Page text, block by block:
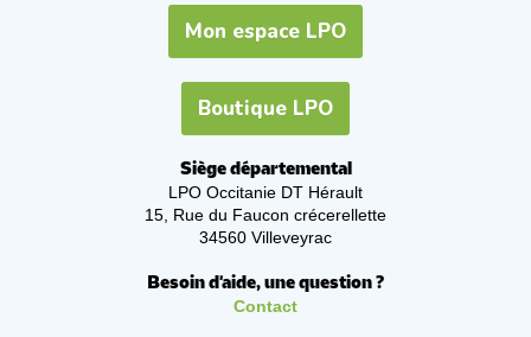
Mon espace LPO
Boutique LPO
Siège départemental
LPO Occitanie DT Hérault
15, Rue du Faucon crécerellette
34560 Villeveyrac
Besoin d'aide, une question ?
Contact